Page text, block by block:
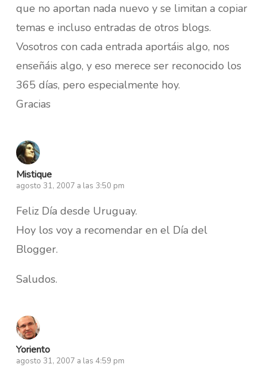
que no aportan nada nuevo y se limitan a copiar
temas e incluso entradas de otros blogs.
Vosotros con cada entrada aportáis algo, nos
enseñáis algo, y eso merece ser reconocido los
365 días, pero especialmente hoy.
Gracias
Mistique
agosto 31, 2007 a las 3:50 pm
Feliz Día desde Uruguay.
Hoy los voy a recomendar en el Día del
Blogger.
Saludos.
Yoriento
agosto 31, 2007 a las 4:59 pm